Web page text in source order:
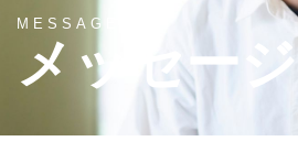
MESSAGES
メッセージ